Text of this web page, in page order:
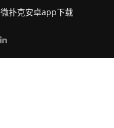
微扑克安卓app下载